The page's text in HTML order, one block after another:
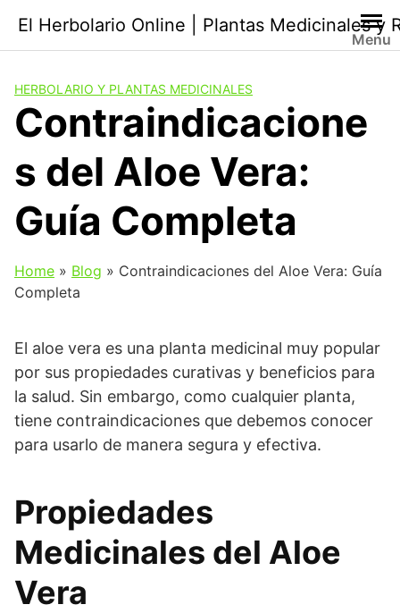
contenido
El Herbolario Online | Plantas Medicinales y
Menu
HERBOLARIO Y PLANTAS MEDICINALES
Contraindicacione
s del Aloe Vera:
Guía Completa
Home » Blog » Contraindicaciones del Aloe Vera: Guía
Completa
El aloe vera es una planta medicinal muy popular
por sus propiedades curativas y beneficios para
la salud. Sin embargo, como cualquier planta,
tiene contraindicaciones que debemos conocer
para usarlo de manera segura y efectiva.
Propiedades
Medicinales del Aloe
Vera